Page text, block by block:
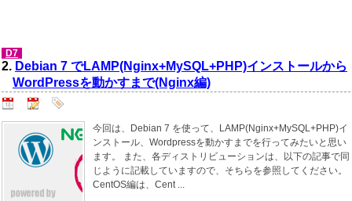
D7
2. Debian 7 でLAMP(Nginx+MySQL+PHP)インストールから
WordPressを動かすまで(Nginx編)
今回は、Debian 7 を使って、LAMP(Nginx+MySQL+PHP)イ
ンストール、Wordpressを動かすまでを行ってみたいと思い
ます。 また、各ディストリビューションは、以下の記事で同
じように記載していますので、そちらを参照してください。
CentOS編は、Cent ...